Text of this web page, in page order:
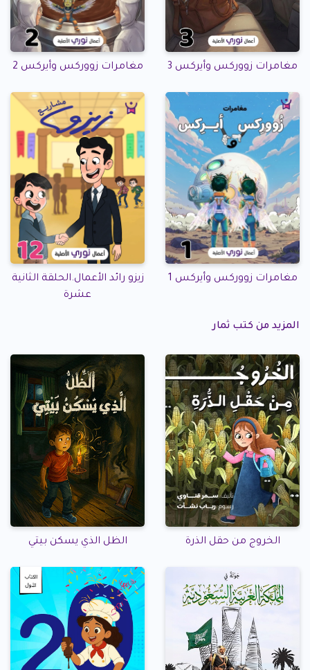
مغامرات زووركس وأيركس 3 مغامرات زووركس وأيركس 2
مغامرات زووركس وأيركس 1
زيزو رائد الأعمال.الحلقة الثانية
عشرة
المزيد من كتب ثمار
الخروج من حقل الذرة الظل الذي يسكن بيتي